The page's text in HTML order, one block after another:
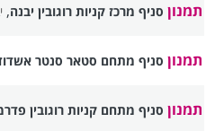
תמנון סניף מרכז קניות רוגובין יבנה,
תמנון סניף מתחם סטאר סנטר
תמנון סניף מתחם קניות רוגובין